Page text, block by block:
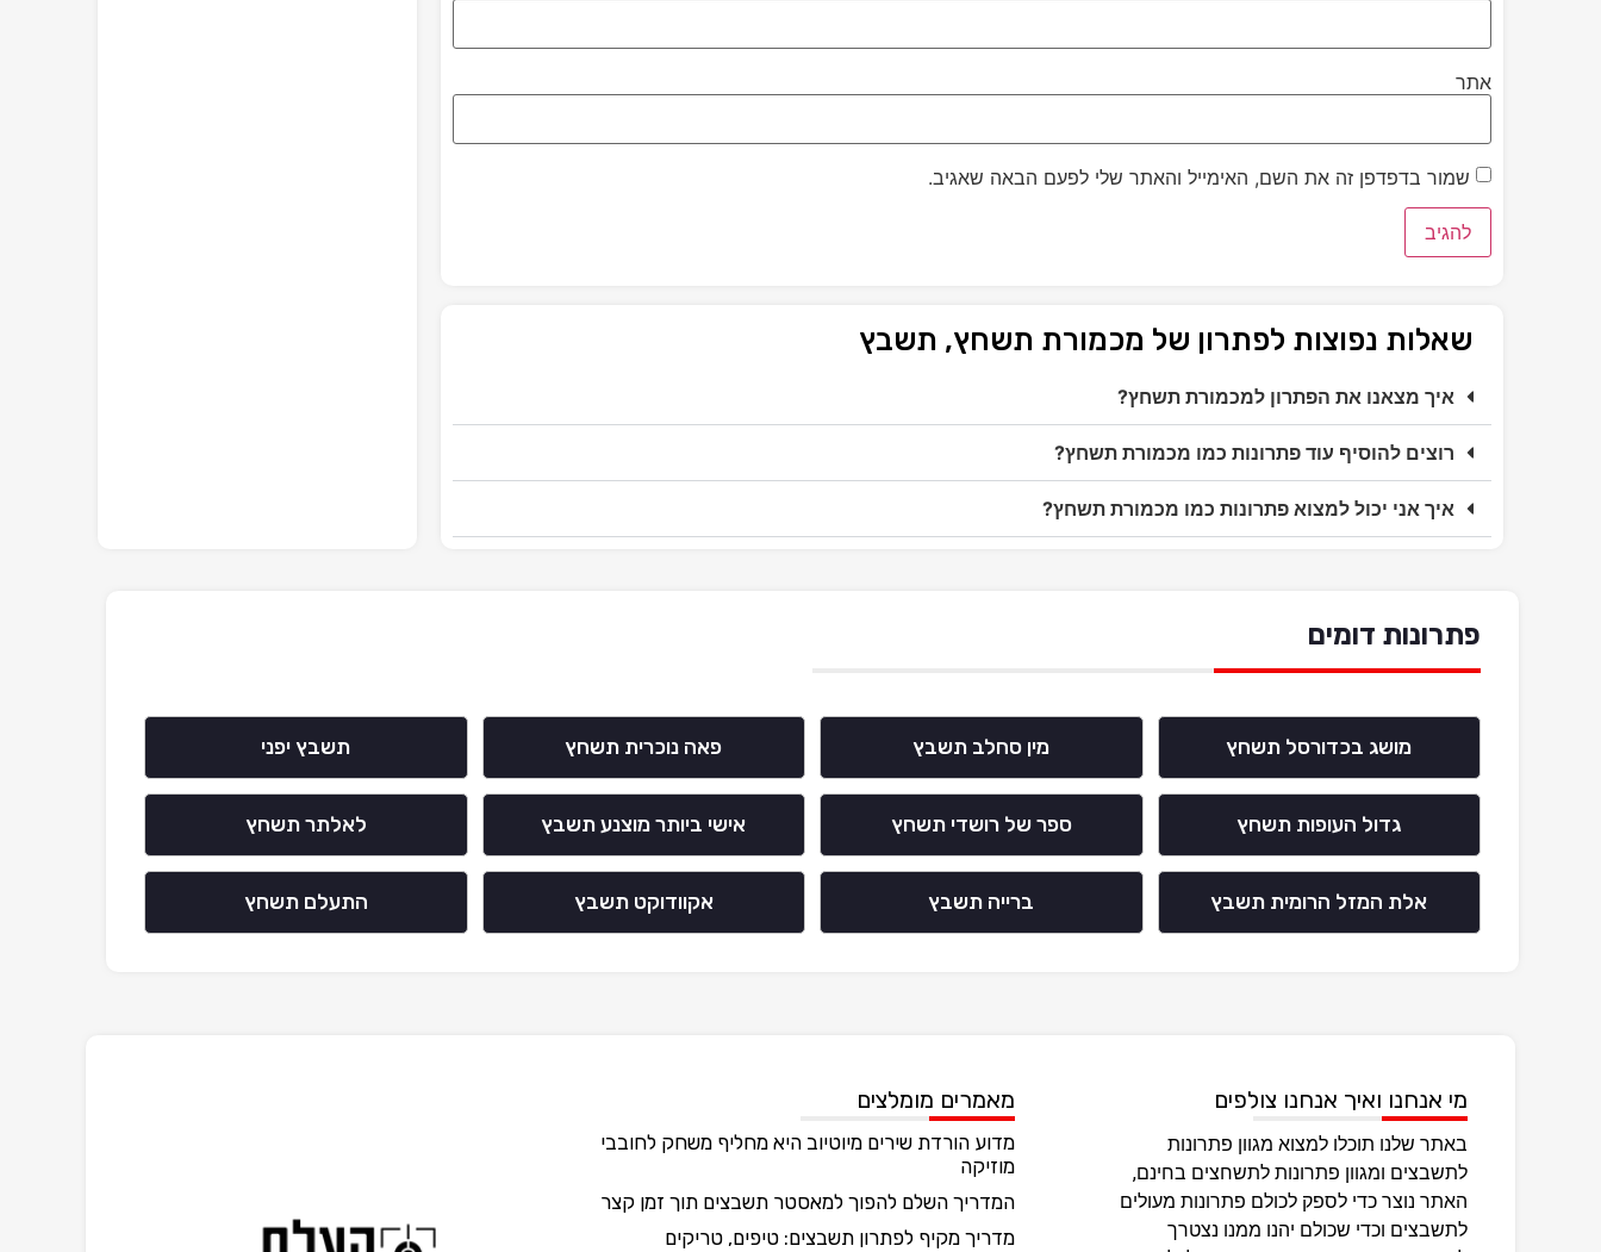
אתר
שמור בדפדפן זה את השם, האימייל והאתר שלי לפעם הבאה שאגיב.
שאלות נפוצות לפתרון של מכמורת תשחץ, תשבץ
איך מצאנו את הפתרון למכמורת תשחץ?
רוצים להוסיף עוד פתרונות כמו מכמורת תשחץ?
איך אני יכול למצוא פתרונות כמו מכמורת תשחץ?
פתרונות דומים
מושג בכדורסל תשחץ מין סחלב תשבץ פאה נוכרית תשחץ תשבץ יפני
גדול העופות תשחץ ספר של רושדי תשחץ אישי ביותר מוצנע תשבץ לאלתר תשחץ
אלת המזל הרומית תשבץ ברייה תשבץ אקוודוקט תשבץ התעלם תשחץ
מי אנחנו ואיך אנחנו צולפים
באתר שלנו תוכלו למצוא מגוון פתרונות
לתשבצים ומגוון פתרונות לתשחצים בחינם,
האתר נוצר כדי לספק לכולם פתרונות מעולים
לתשבצים וכדי שכולם יהנו ממנו נצטרך
מאמרים מומלצים
מדוע הורדת שירים מיוטיוב היא מחליף משחק לחובבי
מוזיקה
המדריך השלם להפוך למאסטר תשבצים תוך זמן קצר
מדריך מקיף לפתרון תשבצים: טיפים, טריקים